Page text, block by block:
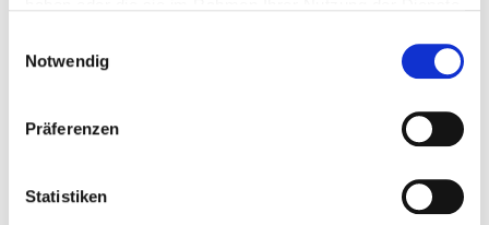
Notwendig
Präferenzen
Statistiken